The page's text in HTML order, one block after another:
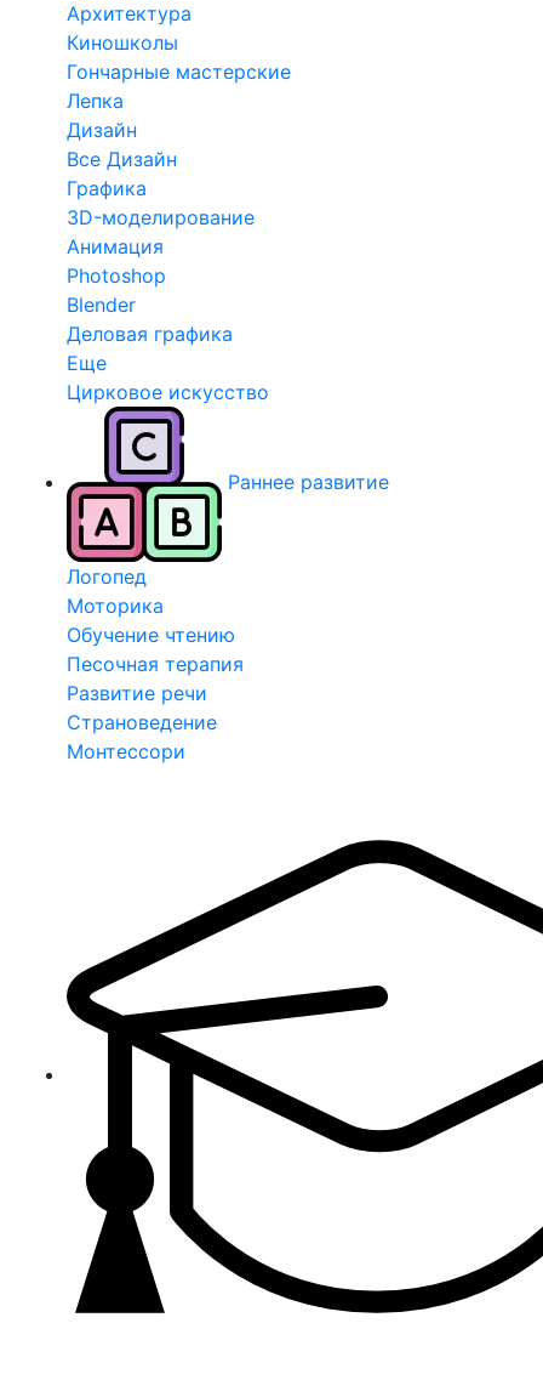
Архитектура
Киношколы
Гончарные мастерские
Лепка
Дизайн
Все Дизайн
Графика
3D-моделирование
Анимация
Photoshop
Blender
Деловая графика
Еще
Цирковое искусство
Раннее развитие
Логопед
Моторика
Обучение чтению
Песочная терапия
Развитие речи
Страноведение
Монтессори